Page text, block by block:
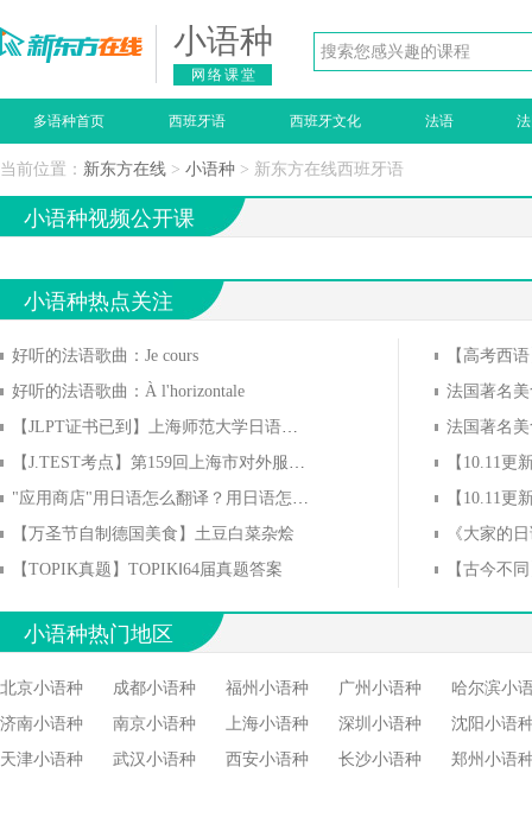
小语种
网络课堂
多语种首页 西班牙语 西班牙文化 法语
当前位置： 新东方在线 > 小语种 > 新东方在线西班牙语
小语种视频公开课
小语种热点关注
好听的法语歌曲：Je cours
好听的法语歌曲：À l'horizontale
【JLPT证书已到】上海师范大学日语能力考证书领取通知
【J.TEST考点】第159回上海市对外服务有限公司考点信息
"应用商店"用日语怎么翻译？用日语怎么说？
【万圣节自制德国美食】土豆白菜杂烩
【TOPIK真题】TOPIKⅠ64届真题答案
法国著名
法国著名
《大家的
小语种热门地区
北京小语种 成都小语种 福州小语种 广州小语种
哈尔滨小
济南小语种
南京小语种 上海小语种 深圳小语种
沈阳小语
天津小语种
武汉小语种 西安小语种 长沙小语种 郑州小语